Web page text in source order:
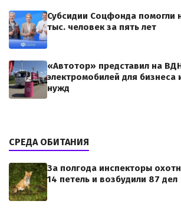
Субсидии Соцфонда помогли
тыс. человек за пять лет
«Автотор» представил на
электромобилей для бизнеса
нужд
СРЕДА ОБИТАНИЯ
За полгода инспекторы
14 петель и возбудили 87 дел